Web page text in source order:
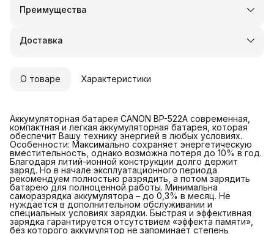
Преимущества
Оплата частями в Сплит
Удобный возврат
Доставка
О товаре Характеристики
Аккумуляторная батарея CANON BP-522A современная,
компактная и легкая аккумуляторная батарея, которая
обеспечит Вашу технику энергией в любых условиях.
Особенности: Максимально сохраняет энергетическую
вместительность, однако возможна потеря до 10% в год.
Благодаря литий-ионной конструкции долго держит
заряд. Но в начале эксплуатационного периода
рекомендуем полностью разрядить, а потом зарядить
батарею для полноценной работы. Минимальна
саморазрядка аккумулятора – до 0,3% в месяц. Не
нуждается в дополнительном обслуживании и
специальных условиях зарядки. Быстрая и эффективная
зарядка гарантируется отсутствием «эффекта памяти»,
без которого аккумулятор не запоминает степень